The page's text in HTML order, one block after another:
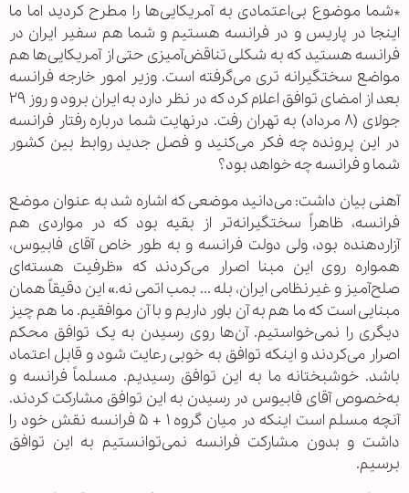
*شما موضوع بی‌اعتمادی به آمریکایی‌ها را مطرح کردید اما ما
اینجا در پاریس و در فرانسه هستیم و شما هم سفیر ایران در
فرانسه هستید که به شکلی تناقض‌آمیزی حتی از آمریکایی‌ها هم
مواضع سختگیرانه تری می‌گرفته است. وزیر امور خارجه فرانسه
بعد از امضای توافق اعلام کرد که در نظر دارد به ایران برود و روز ۲۹
جولای (۸ مرداد) به تهران رفت. درنهایت شما درباره رفتار فرانسه
در این پرونده چه فکر می‌کنید و فصل جدید روابط بین کشور
شما و فرانسه چه خواهد بود؟
آهنی بیان داشت: می‌دانید موضعی که اشاره شد به عنوان موضع
فرانسه، ظاهراً سختگیرانه‌تر از بقیه بود که در مواردی هم
آزار‌دهنده بود، ولی دولت فرانسه و به طور خاص آقای فابیوس،
همواره روی این مبنا اصرار می‌کردند که «ظرفیت هسته‌ای
صلح‌آمیز و غیرنظامی ایران، بله ... بمب اتمی نه.» این دقیقاً همان
مبنایی است که ما هم به آن باور داریم و با آن موافقیم. ما هم چیز
دیگری را نمی‌خواستیم. آن‌ها روی رسیدن به یک توافق محکم
اصرار می‌کردند و اینکه توافق به خوبی رعایت شود و قابل اعتماد
باشد. خوشبختانه ما به این توافق رسیدیم. مسلماً فرانسه و
به‌خصوص آقای فابیوس در رسیدن به این توافق مشارکت کردند.
آنچه مسلم است اینکه در میان گروه ۱ + ۵ فرانسه نقش خود را
داشت و بدون مشارکت فرانسه نمی‌توانستیم به این توافق
برسیم.